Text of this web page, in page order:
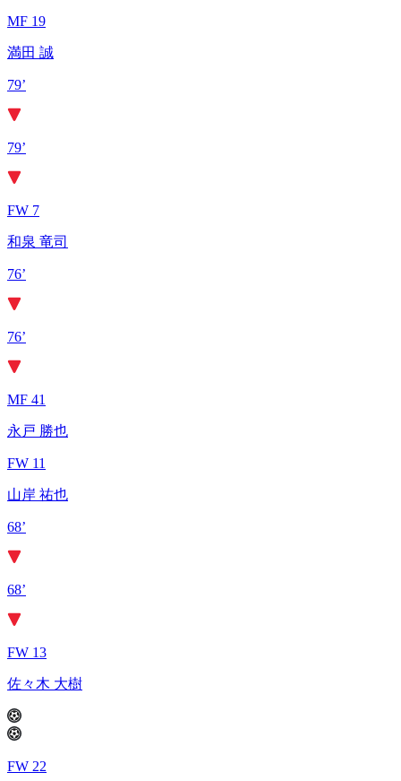
MF 19
満田 誠
79’
79’
FW 7
和泉 竜司
76’
76’
MF 41
永戸 勝也
FW 11
山岸 祐也
68’
68’
FW 13
佐々木 大樹
FW 22